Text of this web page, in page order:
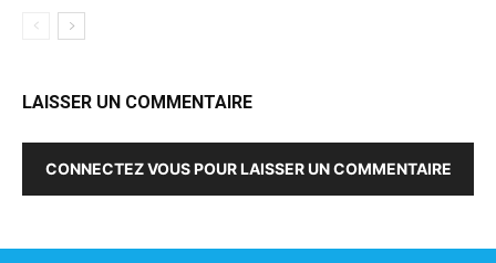
LAISSER UN COMMENTAIRE
CONNECTEZ VOUS POUR LAISSER UN COMMENTAIRE